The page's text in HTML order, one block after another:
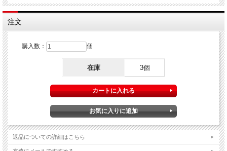
注文
購入数： 個
在庫 3個
返品についての詳細はこちら